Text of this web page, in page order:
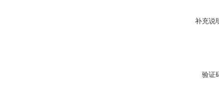
补充说
验证